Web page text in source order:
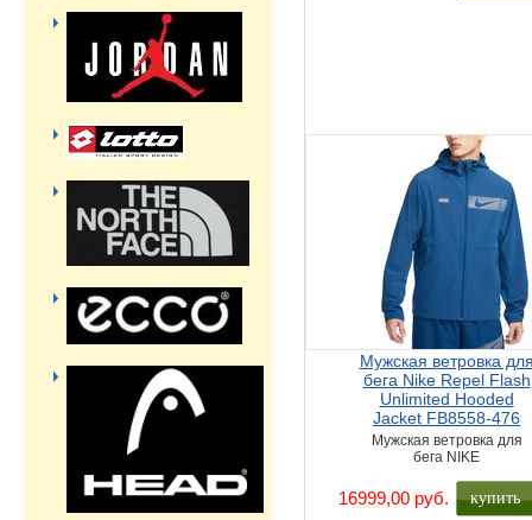
Мужская ветровка
бега Nike Repel Flash
Unlimited Hooded
Jacket FB8558-476
Мужская ветровка для
бега NIKE
16999,00 руб.
купить